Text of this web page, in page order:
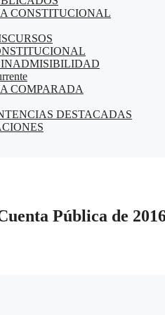
CONSTITUCIONAL
COMPARADA
DESTACADAS
Pública de